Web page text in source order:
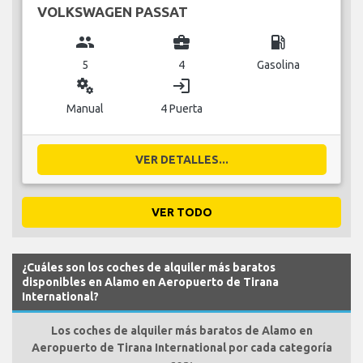
VOLKSWAGEN PASSAT
group
5
business_center
4
local_gas_station
Gasolina
miscellaneous_services
Manual
login
4 Puerta
VER DETALLES...
VER TODO
¿Cuáles son los coches de alquiler más baratos
disponibles en Alamo en Aeropuerto de Tirana
International?
Los coches de alquiler más baratos de Alamo en
Aeropuerto de Tirana International por cada categoría